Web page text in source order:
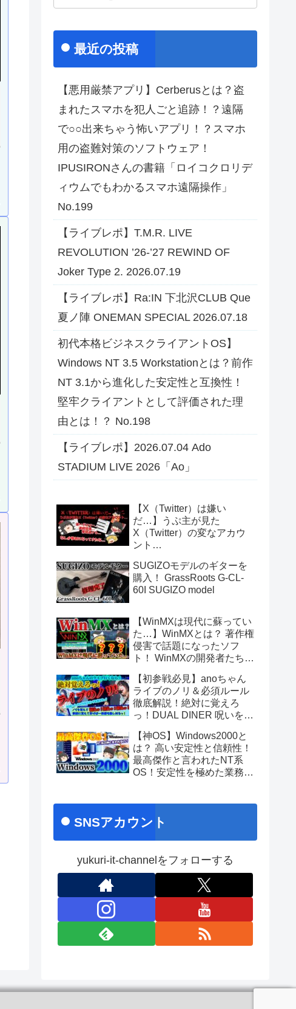
最近の投稿
【悪用厳禁アプリ】Cerberusとは？盗
まれたスマホを犯人ごと追跡！？遠隔
で○○出来ちゃう怖いアプリ！？スマホ
用の盗難対策のソフトウェア！
IPUSIRONさんの書籍「ロイコクロリデ
ィウムでもわかるスマホ遠隔操作」
No.199
【ライブレポ】T.M.R. LIVE
REVOLUTION ’26-’27 REWIND OF
Joker Type 2. 2026.07.19
【ライブレポ】Ra:IN 下北沢CLUB Que
夏ノ陣 ONEMAN SPECIAL 2026.07.18
初代本格ビジネスクライアントOS】
Windows NT 3.5 Workstationとは？前作
NT 3.1から進化した安定性と互換性！
堅牢クライアントとして評価された理
由とは！？ No.198
【ライブレポ】2026.07.04 Ado
STADIUM LIVE 2026「Ao」
【X（Twitter）は嫌い
だ…】うぷ主が見た
X（Twitter）の変なアカウ
ント…
SUGIZOモデルのギターを
購入！ GrassRoots G-CL-
60I SUGIZO model
【WinMXは現代に蘇ってい
た…】WinMXとは？ 著作権
侵害で話題になったソフ
ト！ WinMXの開発者たちが
「Fopnu」とは？ No.140
【初参戦必見】anoちゃん
ライブのノリ＆必須ルール
徹底解説！絶対に覚えろ
っ！DUAL DINER 呪いをか
あのちゃんライブ
【神OS】Windows2000と
は？ 高い安定性と信頼性！
最高傑作と言われたNT系
OS！安定性を極めた業務向
SNSアカウント
yukuri-it-channelをフォローする